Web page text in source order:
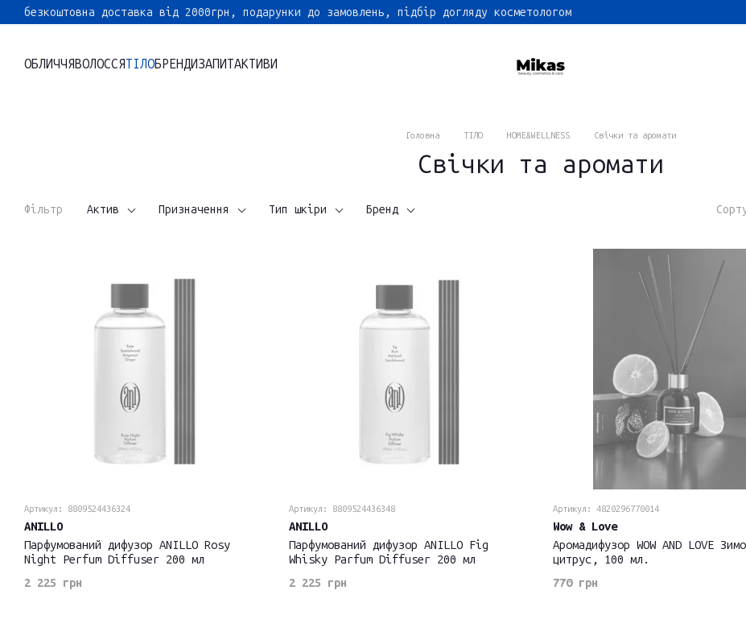
Перейти до основного контенту
безкоштовна доставка від 2000грн, подарунки до замовлень, підбір догляду косметологом
ОБЛИЧЧЯВОЛОССЯТІЛОБРЕНДИЗАПИТАКТИВИ
Головна ТІЛО HOME&WELLNESS Свічки та аромати
Свічки та аромати
Фільтр Актив Призначення Тип шкіри Бренд
Артикул: 8809524436324
ANILLO
Парфумований дифузор ANILLO Rosy
Night Perfum Diffuser 200 мл
2 225 грн
Артикул: 8809524436348
ANILLO
Парфумований дифузор ANILLO Fig
Whisky Parfum Diffuser 200 мл
2 225 грн
Артикул: 4820296770014
Wow & Love
Аромадифузор WOW AND LOVE
цитрус, 100 мл.
770 грн